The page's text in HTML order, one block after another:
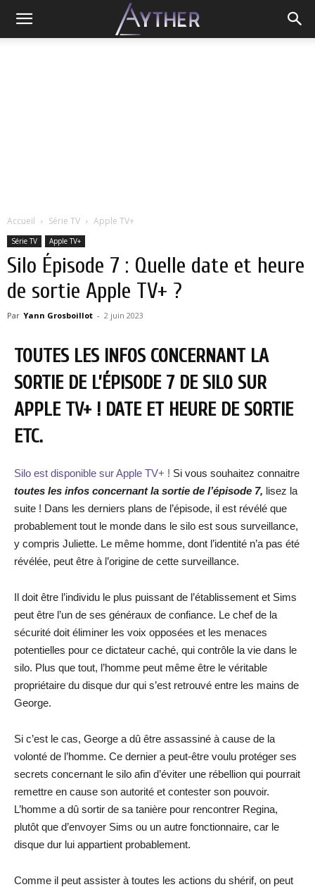
Accueil Série TV Apple TV+
Série TV Apple TV+
Silo Épisode 7 : Quelle date et heure
de sortie Apple TV+ ?
Par Yann Grosboillot - 2 juin 2023
TOUTES LES INFOS CONCERNANT LA
SORTIE DE L’ÉPISODE 7 DE SILO SUR
APPLE TV+ ! DATE ET HEURE DE SORTIE
ETC.
Silo est disponible sur Apple TV+ ! Si vous souhaitez connaitre
toutes les infos concernant la sortie de l’épisode 7, lisez la
suite ! Dans les derniers plans de l’épisode, il est révélé que
probablement tout le monde dans le silo est sous surveillance,
y compris Juliette. Le même homme, dont l’identité n’a pas été
révélée, peut être à l’origine de cette surveillance.
Il doit être l’individu le plus puissant de l’établissement et Sims
peut être l’un de ses généraux de confiance. Le chef de la
sécurité doit éliminer les voix opposées et les menaces
potentielles pour ce dictateur caché, qui contrôle la vie dans le
silo. Plus que tout, l’homme peut même être le véritable
propriétaire du disque dur qui s’est retrouvé entre les mains de
George.
Si c’est le cas, George a dû être assassiné à cause de la
volonté de l’homme. Ce dernier a peut-être voulu protéger ses
secrets concernant le silo afin d’éviter une rébellion qui pourrait
remettre en cause son autorité et contester son pouvoir.
L’homme a dû sortir de sa tanière pour rencontrer Regina,
plutôt que d’envoyer Sims ou un autre fonctionnaire, car le
disque dur lui appartient probablement.
Comme il peut assister à toutes les actions du shérif, on peut